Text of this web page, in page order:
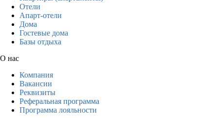
Отели
Апарт-отели
Дома
Гостевые дома
Базы отдыха
О нас
Компания
Вакансии
Реквизиты
Реферальная программа
Программа лояльности